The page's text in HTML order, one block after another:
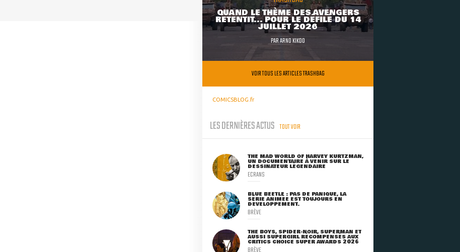
QUAND LE THÈME DES AVENGERS
RETENTIT... POUR LE DÉFILÉ DU 14
JUILLET 2026
PARARNO KIKOO
VOIR TOUS LES ARTICLES TRASHBAG
COMICSBLOG.fr
LES DERNIÈRES ACTUS TOUT VOIR
THE MAD WORLD OF HARVEY KURTZMAN,
UN DOCUMENTAIRE À VENIR SUR LE
DESSINATEUR LÉGENDAIRE
ECRANS
BLUE BEETLE : PAS DE PANIQUE, LA
SÉRIE ANIMÉE EST TOUJOURS EN
DÉVELOPPEMENT.
BRÈVE
THE BOYS, SPIDER-NOIR, SUPERMAN ET
AUSSI SUPERGIRL RÉCOMPENSÉS AUX
CRITICS CHOICE SUPER AWARDS 2026